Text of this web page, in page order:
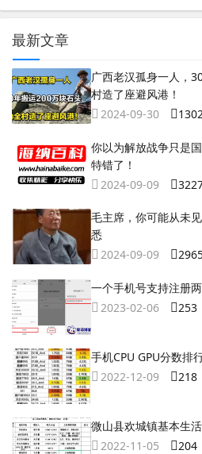
最新文章
广西老汉孤身一人，
村造了座避风港！
2024-09-30
你以为解放战争只是
特错了！
2024-09-09
毛主席，你可能从未
悉
2024-09-09
一个手机号支持注册
2023-02-06
253
手机CPU GPU分数
2022-12-09
218
微山县欢城镇基本生
2022-11-05
204